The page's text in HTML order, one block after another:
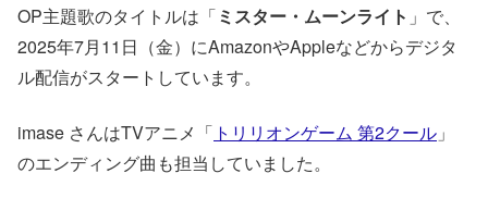
OP主題歌のタイトルは「ミスター・ムーンライト 」で、
2025年7月11日（金）にAmazonやAppleなどからデジタ
ル配信がスタートしています。
imase さんはTVアニメ「 トリリオンゲーム 第2クール 」
のエンディング曲も担当していました。